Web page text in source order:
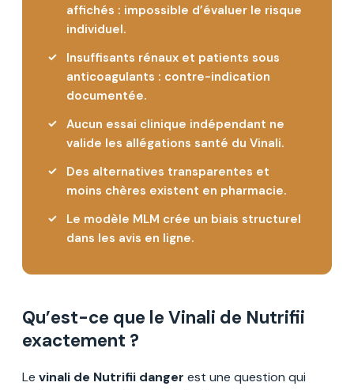
affichés : impossible d’évaluer le risque
individuel.
Insuffisants rénaux et patients sous
anticoagulants : contre-indication
documentée.
Aucun essai clinique indépendant ne
valide les allégations santé du Vinali.
Des alternatives transparentes et
moins chères existent en pharmacie.
Le modèle MLM crée un biais structurel
dans les avis en ligne.
Qu’est-ce que le Vinali de Nutrifii
exactement ?
Le vinali de Nutrifii danger est une question qui